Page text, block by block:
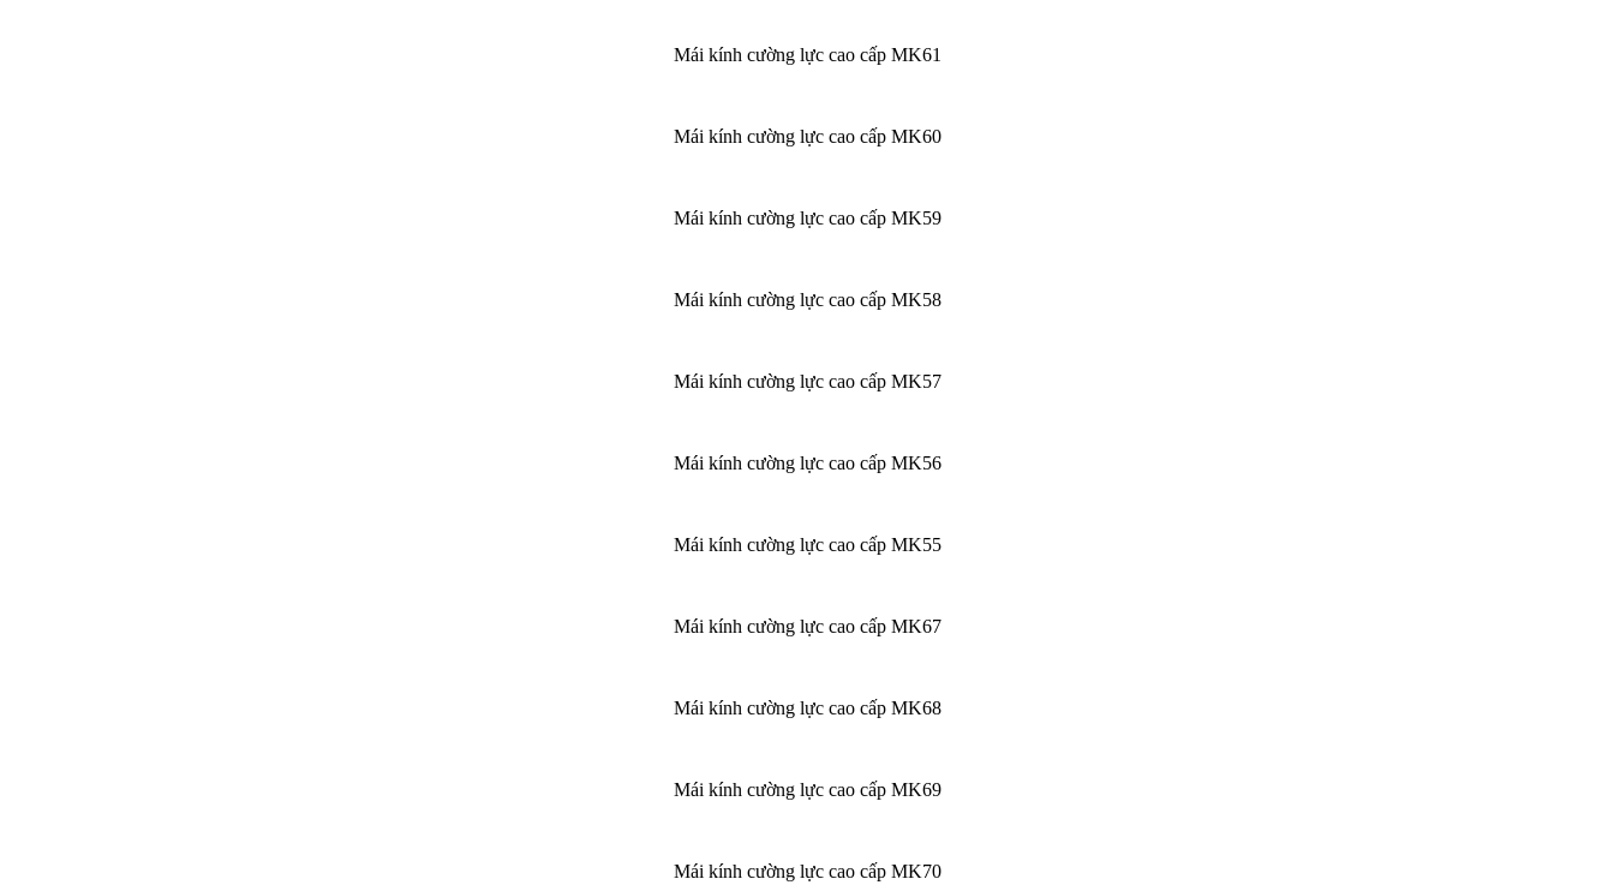
Mái kính cường lực cao cấp MK61
Mái kính cường lực cao cấp MK60
Mái kính cường lực cao cấp MK59
Mái kính cường lực cao cấp MK58
Mái kính cường lực cao cấp MK57
Mái kính cường lực cao cấp MK56
Mái kính cường lực cao cấp MK55
Mái kính cường lực cao cấp MK67
Mái kính cường lực cao cấp MK68
Mái kính cường lực cao cấp MK69
Mái kính cường lực cao cấp MK70